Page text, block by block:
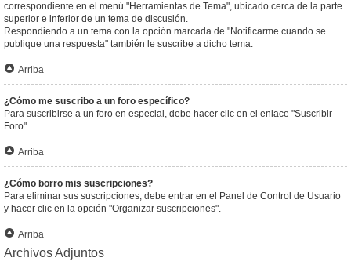
correspondiente en el menú "Herramientas de Tema", ubicado cerca de la parte
superior e inferior de un tema de discusión.
Respondiendo a un tema con la opción marcada de "Notificarme cuando se
publique una respuesta" también le suscribe a dicho tema.
Arriba
¿Cómo me suscribo a un foro específico?
Para suscribirse a un foro en especial, debe hacer clic en el enlace "Suscribir
Foro".
Arriba
¿Cómo borro mis suscripciones?
Para eliminar sus suscripciones, debe entrar en el Panel de Control de Usuario
y hacer clic en la opción "Organizar suscripciones".
Arriba
Archivos Adjuntos